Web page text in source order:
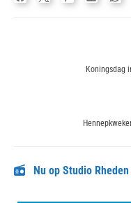
Previous
Koningsdag
Next
Nu op Studio